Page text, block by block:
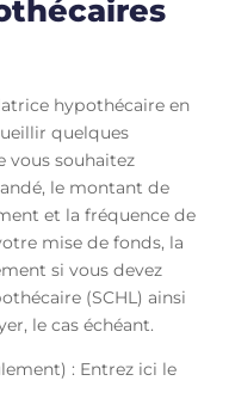
hypothécaire en
quelques
vous souhaitez
le montant de
et la fréquence de
mise de fonds, la
si vous devez
(SCHL) ainsi
le cas échéant.
: Entrez ici le